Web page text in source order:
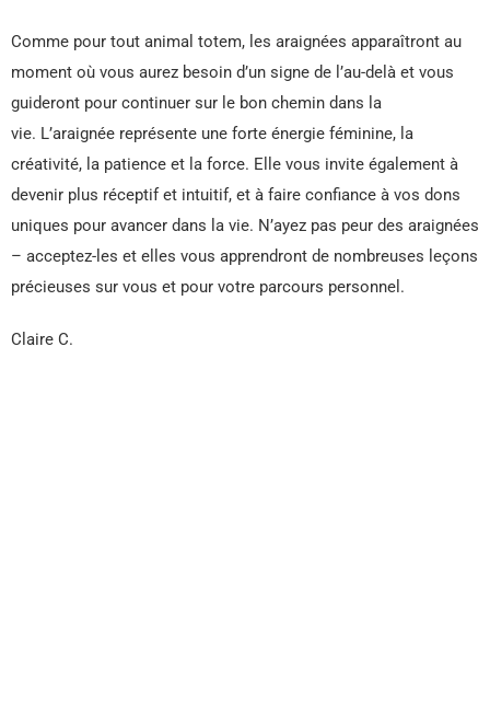
Comme pour tout animal totem, les araignées apparaîtront au
moment où vous aurez besoin d’un signe de l’au-delà et vous
guideront pour continuer sur le bon chemin dans la
vie. L’araignée représente une forte énergie féminine, la
créativité, la patience et la force. Elle vous invite également à
devenir plus réceptif et intuitif, et à faire confiance à vos dons
uniques pour avancer dans la vie. N’ayez pas peur des araignées
– acceptez-les et elles vous apprendront de nombreuses leçons
précieuses sur vous et pour votre parcours personnel.
Claire C.